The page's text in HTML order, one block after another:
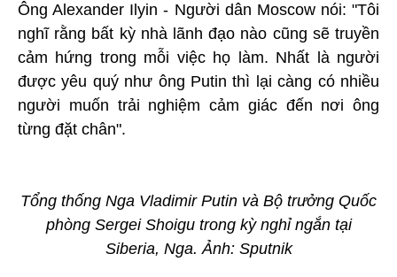
Ông Alexander Ilyin - Người dân Moscow nói: "Tôi
nghĩ rằng bất kỳ nhà lãnh đạo nào cũng sẽ truyền
cảm hứng trong mỗi việc họ làm. Nhất là người
được yêu quý như ông Putin thì lại càng có nhiều
người muốn trải nghiệm cảm giác đến nơi ông
từng đặt chân".
Tổng thống Nga Vladimir Putin và Bộ trưởng Quốc
phòng Sergei Shoigu trong kỳ nghỉ ngắn tại
Siberia, Nga. Ảnh: Sputnik